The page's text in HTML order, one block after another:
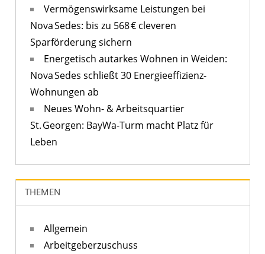
Vermögenswirksame Leistungen bei
Nova Sedes: bis zu 568 € cleveren
Sparförderung sichern
Energetisch autarkes Wohnen in Weiden:
Nova Sedes schließt 30 Energieeffizienz-
Wohnungen ab
Neues Wohn- & Arbeitsquartier
St. Georgen: BayWa-Turm macht Platz für
Leben
THEMEN
Allgemein
Arbeitgeberzuschuss